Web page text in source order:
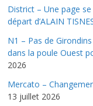
District – Une page se
départ d’ALAIN
N1 – Pas de
dans la poule Ouest
2026
Mercato –
13 juillet 2026